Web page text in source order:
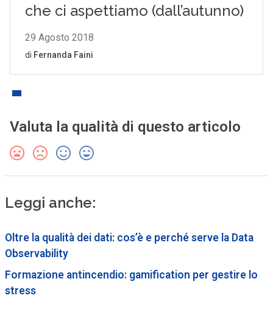
Valuta la qualità di questo articolo
Leggi anche:
Oltre la qualità dei dati: cos’è e perché serve la Data
Observability
Formazione antincendio: gamification per gestire lo
stress